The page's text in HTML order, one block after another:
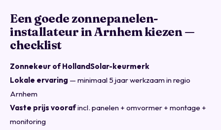
Een goede zonnepanelen-
installateur in Arnhem kiezen —
checklist
Zonnekeur of HollandSolar-keurmerk
Lokale ervaring — minimaal 5 jaar werkzaam in regio
Arnhem
Vaste prijs voorafincl. panelen + omvormer + montage +
monitoring